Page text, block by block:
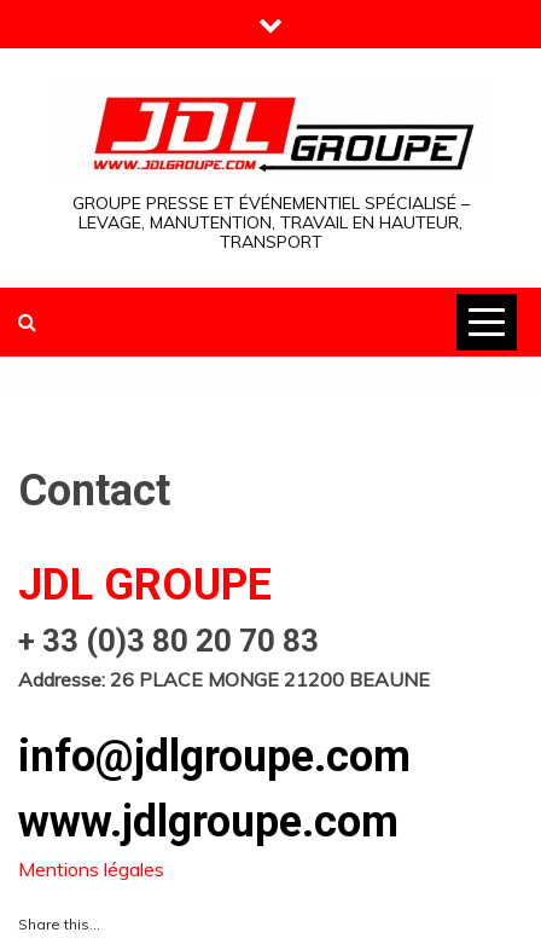
to
GROUPE PRESSE ET ÉVÉNEMENTIEL SPÉCIALISÉ –
LEVAGE, MANUTENTION, TRAVAIL EN HAUTEUR,
TRANSPORT
Contact
JDL GROUPE
+ 33 (0)3 80 20 70 83
Addresse: 26 PLACE MONGE 21200 BEAUNE
info@jdlgroupe.com
www.jdlgroupe.com
Mentions légales
Share this…